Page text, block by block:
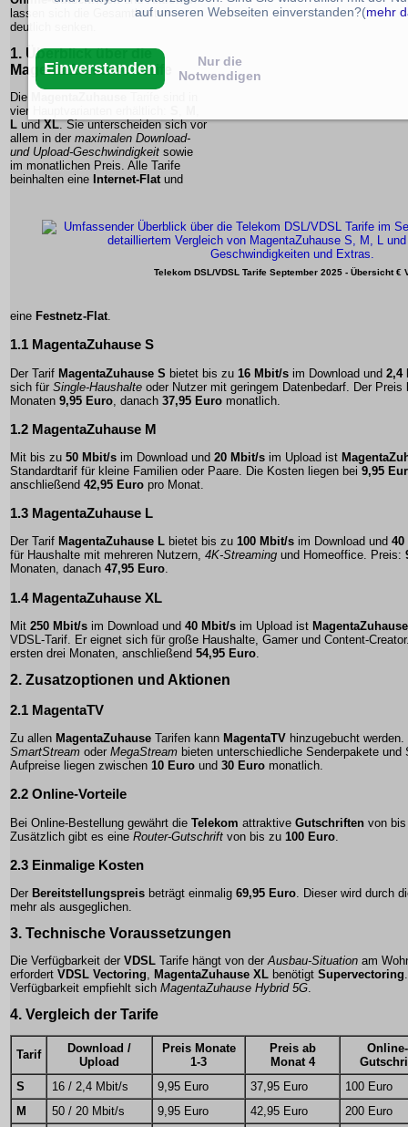
lassen sich die Gesamtkosten
deutlich senken.
Telekom DSL/VDSL Tarife September 2025 - Übersicht €
1. Überblick über die
MagentaZuhause Tarife
Die
vier Hauptvarianten erhältlich:
L undXL. Sie unterscheiden sich vor
allem in der maximalen Download-
und Upload-Geschwindigkeit sowie
im monatlichen Preis. Alle Tarife
beinhalten eine Internet-Flatund
eine Festnetz-Flat.
1.1 MagentaZuhause S
Der Tarif MagentaZuhause S bietet bis zu 16 Mbit/s im Download und 2,4
sich für Single-Haushalte oder Nutzer mit geringem Datenbedarf. Der
Monaten 9,95 Euro , danach 37,95 Euro monatlich.
1.2 MagentaZuhause M
Mit bis zu 50 Mbit/s im Download und 20 Mbit/s im Upload ist
Standardtarif für kleine Familien oder Paare. Die Kosten liegen bei 9,95
anschließend 42,95 Euro pro Monat.
1.3 MagentaZuhause L
Der Tarif MagentaZuhause L bietet bis zu 100 Mbit/s im Download und 40
für Haushalte mit mehreren Nutzern, 4K-Streaming und Homeoffice. Preis:
Monaten, danach 47,95 Euro.
1.4 MagentaZuhause XL
Mit 250 Mbit/s im Download und 40 Mbit/s im Upload ist
VDSL-Tarif. Er eignet sich für große Haushalte, Gamer und Content-
ersten drei Monaten, anschließend 54,95 Euro
2. Zusatzoptionen und Aktionen
2.1 MagentaTV
Zu allen MagentaZuhause Tarifen kann MagentaTV hinzugebucht
SmartStream oder MegaStream bieten unterschiedliche Senderpakete und
Aufpreise liegen zwischen 10 Euro und 30 Euro monatlich.
2.2 Online-Vorteile
Bei Online-Bestellung gewährt die Telekom attraktive Gutschriften von
Zusätzlich gibt es eine Router-Gutschrift von bis zu 100 Euro
2.3 Einmalige Kosten
Der Bereitstellungspreis beträgt einmalig 69,95 Euro. Dieser wird durch
mehr als ausgeglichen.
3. Technische Voraussetzungen
Die Verfügbarkeit der VDSL Tarife hängt von derAusbau-Situation am
erfordert VDSL Vectoring, MagentaZuhause XL benötigt Supervectoring
Verfügbarkeit empfiehlt sich MagentaZuhause Hybrid 5G.
4. Vergleich der Tarife
Tarif
Download /
Upload
Preis Monate
1-3
Preis ab
Monat 4
Online-
S
16 / 2,4 Mbit/s 9,95 Euro 37,95 Euro
100 Euro
M
50 / 20 Mbit/s 9,95 Euro 42,95 Euro 200 Euro
auf unseren Webseiten einverstanden?(mehr
Einverstanden
Nur die
Notwendigen